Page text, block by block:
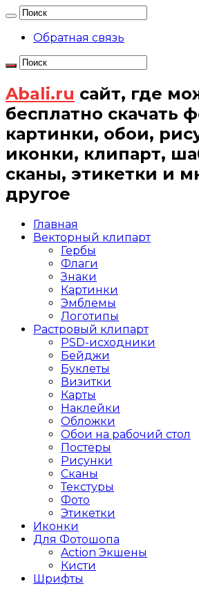
Обратная связь
Abali.ru сайт, где
бесплатно скачать
картинки, обои,
иконки, клипарт,
сканы, этикетки и
другое
Главная
Векторный клипарт
Гербы
Флаги
Знаки
Картинки
Эмблемы
Логотипы
Растровый клипарт
PSD-исходники
Бейджи
Буклеты
Визитки
Карты
Наклейки
Обложки
Обои на рабочий стол
Постеры
Рисунки
Сканы
Текстуры
Фото
Этикетки
Иконки
Для Фотошопа
Action Экшены
Кисти
Шрифты